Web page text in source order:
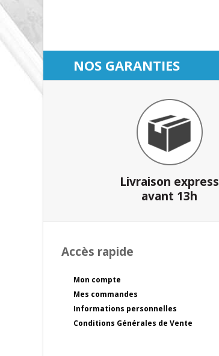
NOS GARANTIES
Livraison express
avant 13h
Accès rapide
Mon compte
Mes commandes
Informations personnelles
Conditions Générales de Vente